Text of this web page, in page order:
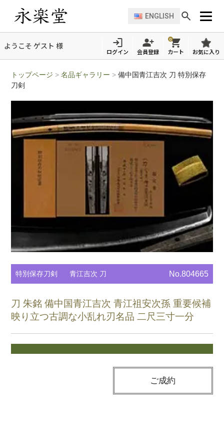
ENGLISH
ようこそ ゲスト 様
ログイン 会員登録
0
カート お気に入り
トップページ >名品ギャラリー >備中国青江吉次 刀 特別保存
刀剣
特別保存刀剣 青江吉次 刀 No.804665
刀 朱銘 備中国青江吉次 青江祖安次孫 重要候補
映り立つ古調な小乱れ刃名品 二尺三寸一分
ご成約